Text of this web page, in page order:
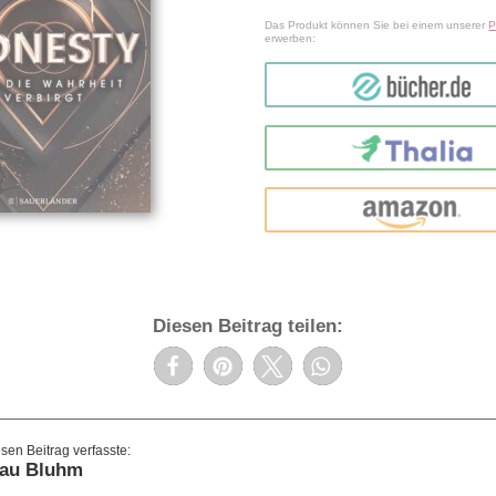
Das Produkt können Sie bei einem unserer
erwerben:
bücher.de
Thalia
amazon
Diesen Beitrag teilen:
Bluhm